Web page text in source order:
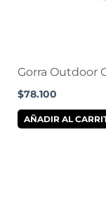
Gorra Outdoor
$78.100
AÑADIR AL